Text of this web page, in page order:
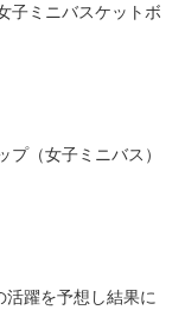
子ミニバスケットボ
プ（女子ミニバス）
活躍を予想し結果に